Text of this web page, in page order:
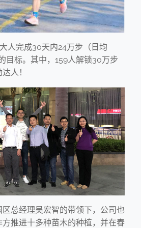
人完成30天内24万步（日均
目标。其中，159人解锁30万步
人！
总经理吴宏智的带领下，公司也
推进十多种苗木的种植，并在春